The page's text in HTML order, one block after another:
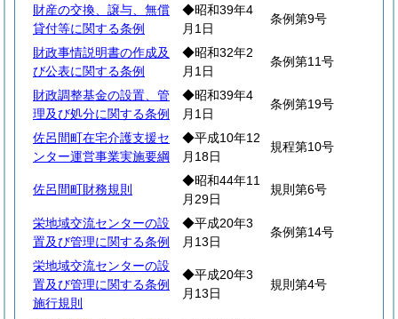
財産の交換、譲与、無償
貸付等に関する条例
◆昭和39年4
月1日
条例第9号
財政事情説明書の作成及
び公表に関する条例
◆昭和32年2
月1日
条例第11号
財政調整基金の設置、管
理及び処分に関する条例
◆昭和39年4
月1日
条例第19号
佐呂間町在宅介護支援セ
ンター運営事業実施要綱
◆平成10年12
月18日
規程第10号
佐呂間町財務規則
◆昭和44年11
月29日
規則第6号
栄地域交流センターの設
置及び管理に関する条例
◆平成20年3
月13日
条例第14号
栄地域交流センターの設
置及び管理に関する条例
施行規則
◆平成20年3
月13日
規則第4号